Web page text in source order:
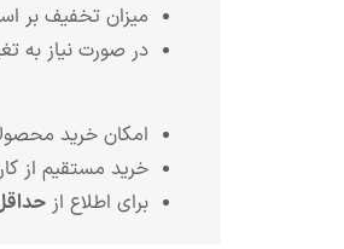
میزان تخفیف بر
در صورت نیاز به
امکان خرید
خرید مستقیم از
برای اطلاع از